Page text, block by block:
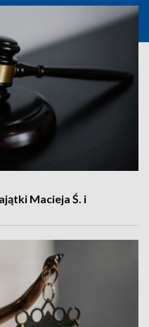
Macieja Ś. i